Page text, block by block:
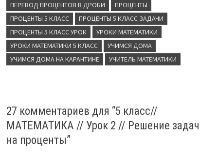
ПЕРЕВОД ПРОЦЕНТОВ В ДРОБИ
ПРОЦЕНТЫ
ПРОЦЕНТЫ 5 КЛАСС
ПРОЦЕНТЫ 5 КЛАСС ЗАДАЧИ
ПРОЦЕНТЫ 5 КЛАСС УРОК
УРОКИ МАТЕМАТИКИ
УРОКИ МАТЕМАТИКИ 5 КЛАСС
УЧИМСЯ ДОМА
УЧИМСЯ ДОМА НА КАРАНТИНЕ
УЧИТЕЛЬ МАТЕМАТИКИ
27 комментариев для “5 класс//
МАТЕМАТИКА // Урок 2 // Решение задач
на проценты”